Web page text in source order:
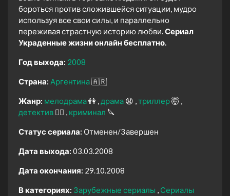
бороться против сложившейся ситуации, мудро
используя все свои силы, и параллельно
переживая страстную историю любви.Сериал
Украденные жизни онлайн бесплатно.
Год выхода: 2008
Страна: Аргентина🇦🇷
Жанр: мелодрама👫 драма 😫 триллер🤯
детектив 🕵️‍♂️ криминал 🔪
Статус сериала: Отменен/Завершен
Дата выхода: 03.03.2008
Дата окончания: 29.10.2008
В категориях: Зарубежные сериалы Сериалы